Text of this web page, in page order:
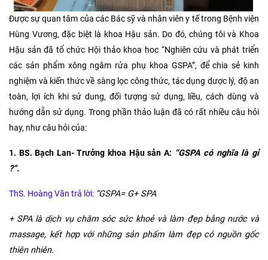
Được sự quan tâm của các Bác sỹ và nhân viên y tế trong Bệnh viện
Hùng Vương, đặc biệt là khoa Hậu sản. Do đó, chúng tôi và Khoa
Hậu sản đã tổ chức Hội thảo khoa hoc “Nghiên cứu và phát triển
các sản phẩm xông ngâm rửa phụ khoa GSPA”, để chia sẻ kinh
nghiệm và kiến thức về sàng lọc công thức, tác dụng dược lý, độ an
toàn, lợi ích khi sử dung, đối tượng sử dụng, liều, cách dùng và
hướng dẫn sử dụng. Trong phần thảo luận đã có rất nhiều câu hỏi
hay, như câu hỏi của:
1. BS. Bạch Lan- Trưởng khoa Hậu sản A: “GSPA có nghĩa là gỉ
?”.
ThS. Hoàng Văn trả lời: “GSPA= G+ SPA
+ SPA là dịch vụ chăm sóc sức khoẻ và làm đẹp bằng nước và
massage, kết hợp với những sản phẩm làm đẹp có nguồn gốc
thiên nhiên.